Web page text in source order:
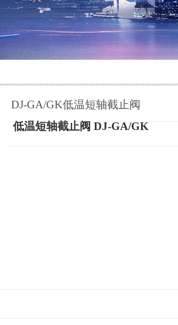
DJ-GA/GK低温短轴截止阀
低温短轴截止阀 DJ-GA/GK